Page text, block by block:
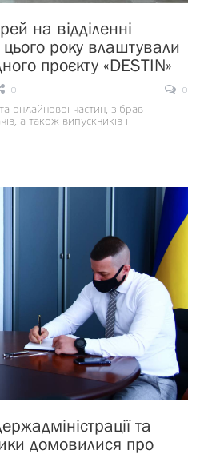
на відділенні
року влаштували
проєкту «DESTIN»
0
0
онлайнової частин, зібрав
а також випускників і
та
домовилися про